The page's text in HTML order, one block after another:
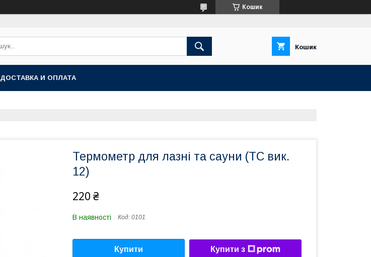
Кошик
Кошик
ДОСТАВКА И ОПЛАТА
Термометр для лазні та сауни (ТС вик.
12)
220 ₴
В наявності Код: 0101
Купити Купити з